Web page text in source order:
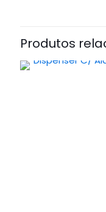
Produtos